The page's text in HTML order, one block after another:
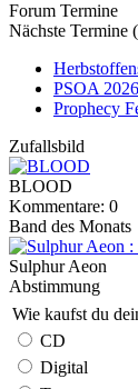
Forum Termine
Nächste Termine
PSOA
Prophecy
Zufallsbild
BLOOD
Kommentare: 0
Band des Monats
Sulphur Aeon
Abstimmung
Wie kaufst du
CD
Digital